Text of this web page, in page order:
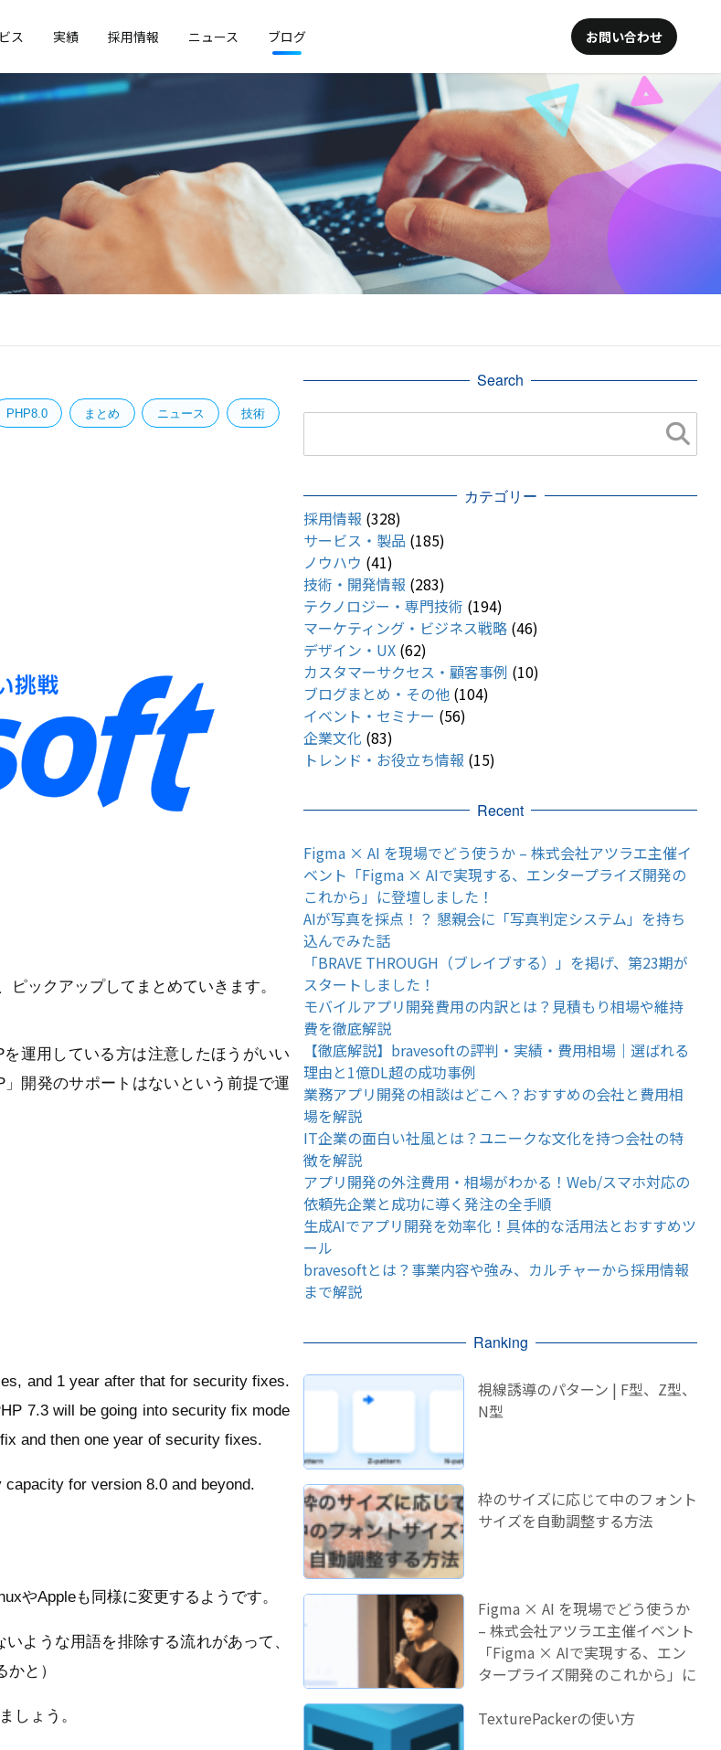
ス 実績 採用情報 ニュース ブログ お問い合わせ
PHP8.0 まとめ ニュース 技術
ックアップしてまとめていきます。
運用している方は注意したほうがいい
開発のサポートはないという前提で運
and 1 year after that for security fixes.
7.3 will be going into security fix mode
and then one year of security fixes.
for version 8.0 and beyond.
やAppleも同様に変更するようです。
ような用語を排除する流れがあって、
と）
しょう。
Search
カテゴリー
採用情報 (328)
サービス・製品 (185)
ノウハウ (41)
技術・開発情報 (283)
テクノロジー・専門技術 (194)
マーケティング・ビジネス戦略 (46)
デザイン・UX (62)
カスタマーサクセス・顧客事例 (10)
ブログまとめ・その他 (104)
イベント・セミナー (56)
企業文化 (83)
トレンド・お役立ち情報 (15)
Recent
Figma × AI を現場でどう使うか – 株式会社アツラエ主催イ
ベント「Figma × AIで実現する、エンタープライズ開発の
これから」に登壇しました！
AIが写真を採点！？ 懇親会に「写真判定システム」を持ち
込んでみた話
「BRAVE THROUGH（ブレイブする）」を掲げ、第23期が
スタートしました！
モバイルアプリ開発費用の内訳とは？見積もり相場や維持
費を徹底解説
【徹底解説】bravesoftの評判・実績・費用相場｜選ばれる
理由と1億DL超の成功事例
業務アプリ開発の相談はどこへ？おすすめの会社と費用相
場を解説
IT企業の面白い社風とは？ユニークな文化を持つ会社の特
徴を解説
アプリ開発の外注費用・相場がわかる！Web/スマホ対応の
依頼先企業と成功に導く発注の全手順
生成AIでアプリ開発を効率化！具体的な活用法とおすすめツ
ール
bravesoftとは？事業内容や強み、カルチャーから採用情報
まで解説
Ranking
視線誘導のパターン | F型、Z型、
N型
枠のサイズに応じて中のフォント
サイズを自動調整する方法
Figma × AI を現場でどう使うか
– 株式会社アツラエ主催イベント
「Figma × AIで実現する、エン
タープライズ開発のこれから」に
TexturePackerの使い方